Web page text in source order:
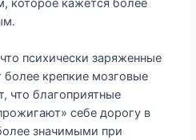
которое кажется более
психически заряженные
крепкие мозговые
что благоприятные
себе дорогу в
значимыми при